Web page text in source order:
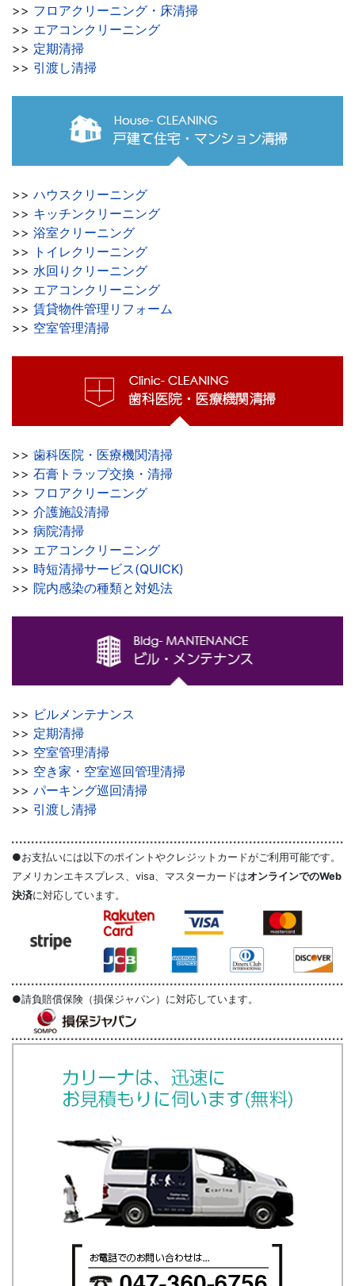
>> フロアクリーニング・床清掃
>> エアコンクリーニング
>> 定期清掃
>> 引渡し清掃
>> ハウスクリーニング
>> キッチンクリーニング
>> 浴室クリーニング
>> トイレクリーニング
>> 水回りクリーニング
>> エアコンクリーニング
>> 賃貸物件管理リフォーム
>> 空室管理清掃
>> 歯科医院・医療機関清掃
>> 石膏トラップ交換・清掃
>> フロアクリーニング
>> 介護施設清掃
>> 病院清掃
>> エアコンクリーニング
>> 時短清掃サービス(QUICK)
>> 院内感染の種類と対処法
>> ビルメンテナンス
>> 定期清掃
>> 空室管理清掃
>> 空き家・空室巡回管理清掃
>> パーキング巡回清掃
>> 引渡し清掃
●お支払いには以下のポイントやクレジットカードがご利用可能です。
アメリカンエキスプレス、visa、マスターカードはオンラインでのWeb
決済に対応しています。
●請負賠償保険（損保ジャパン）に対応しています。